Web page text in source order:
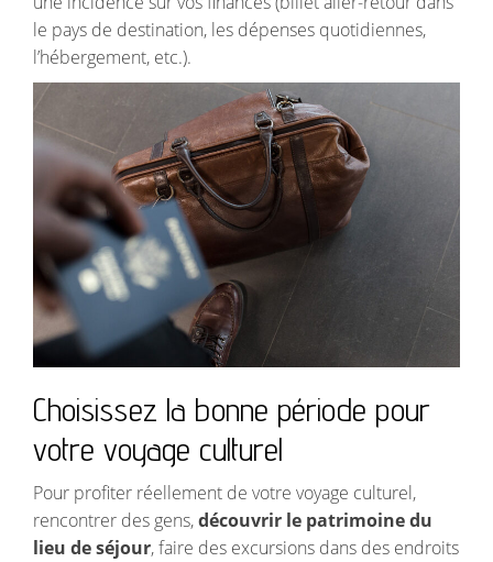
le pays de destination, les dépenses quotidiennes,
l’hébergement, etc.).
Choisissez la bonne période pour
votre voyage culturel
Pour profiter réellement de votre voyage culturel,
rencontrer des gens,découvrir le patrimoine du
lieu de séjour, faire des excursions dans des endroits